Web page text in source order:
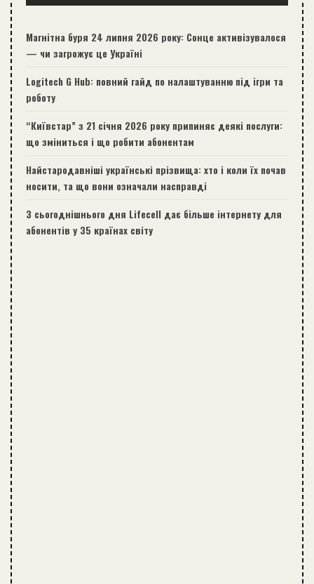
Магнітна буря 24 липня 2026 року: Сонце активізувалося
— чи загрожує це Україні
Logitech G Hub: повний гайд по налаштуванню під ігри та
роботу
“Київстар” з 21 січня 2026 року припиняє деякі послуги:
що зміниться і що робити абонентам
Найстародавніші українські прізвища: хто і коли їх почав
носити, та що вони означали насправді
З сьогоднішнього дня Lifecell дає більше інтернету для
абонентів у 35 країнах світу